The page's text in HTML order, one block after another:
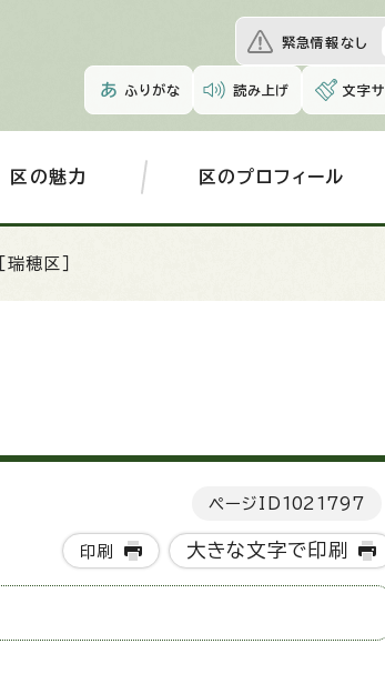
緊急情報なし
ふりがな 読み上げ 文字サ
区の魅力 区のプロフィール
穂区］
ページID 1021797
印刷 大きな文字で印刷